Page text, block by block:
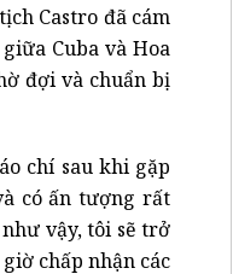
Castro đã cám
Cuba và Hoa
đợi và chuẩn bị
chí sau khi gặp
có ấn tượng rất
vậy, tôi sẽ trở
chấp nhận các